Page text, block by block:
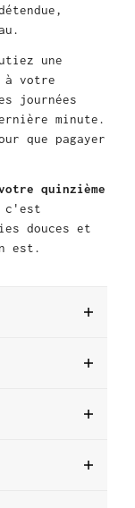
une
à votre
journées
minute.
que pagayer
quinzième
c'est
douces et
est.